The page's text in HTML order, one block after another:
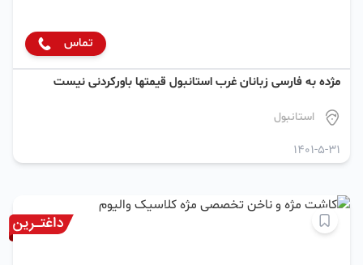
تماس
مژده به فارسی زبانان غرب استانبول قیمتها باورکردنی نیست
استانبول
1401-5-31